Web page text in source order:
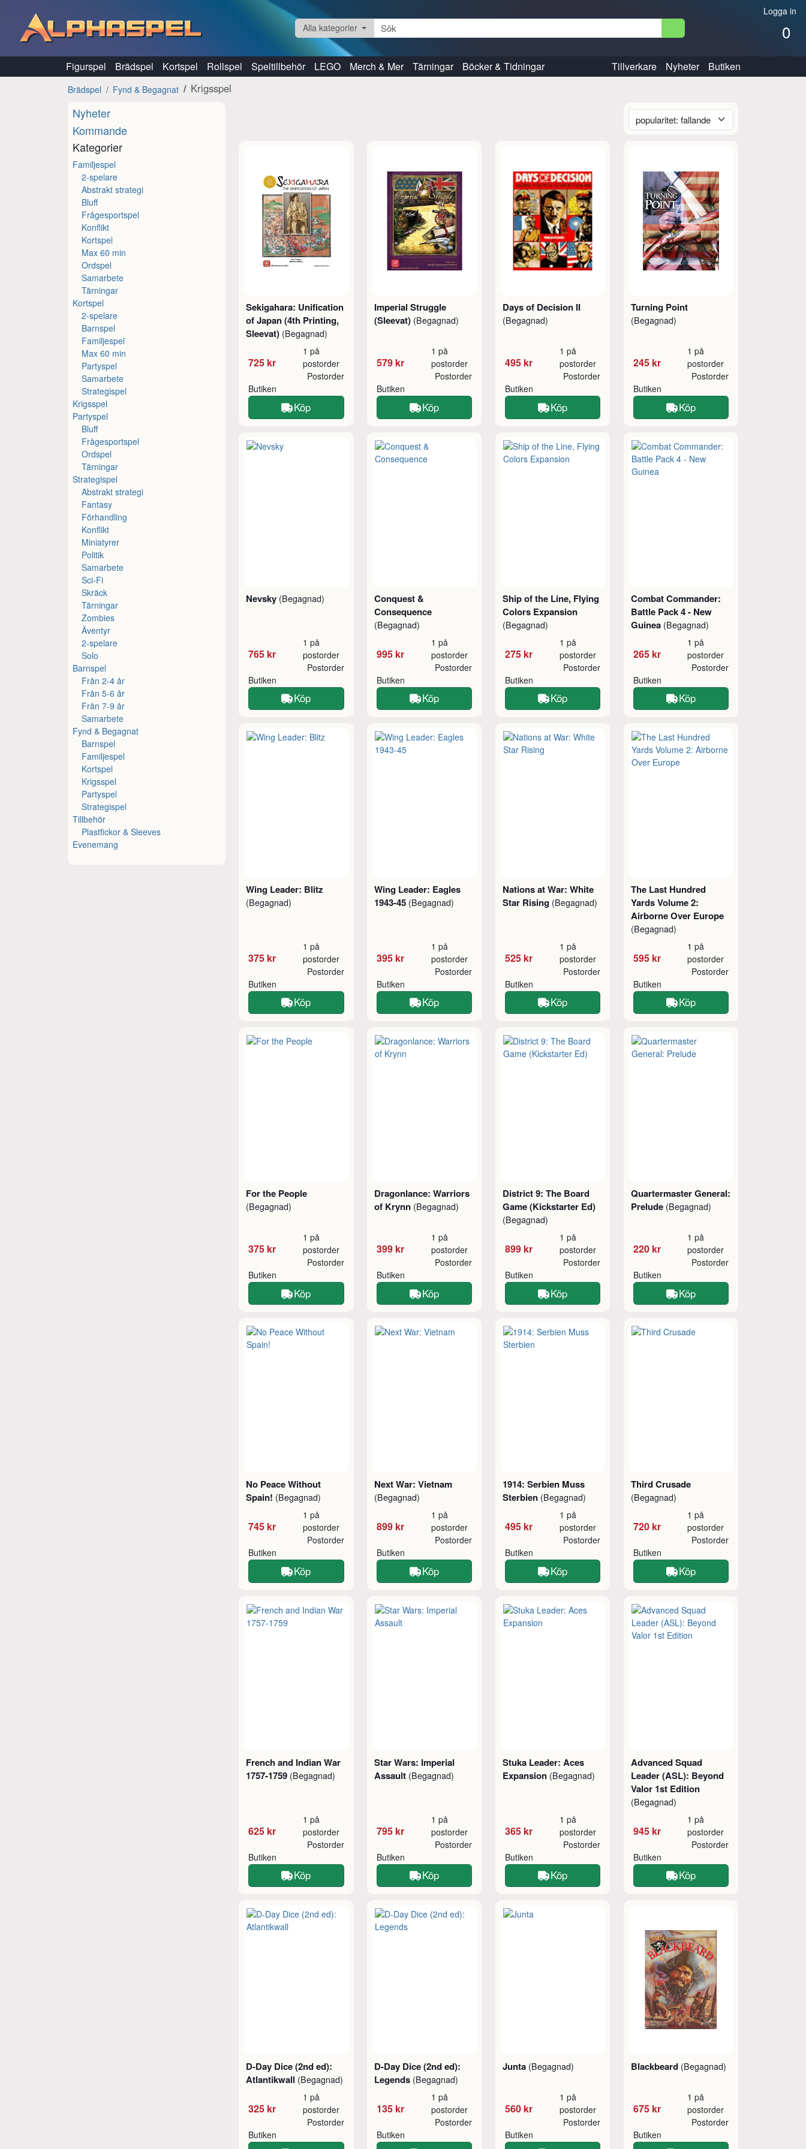
Logga in
0
Alla kategorier
Figurspel Brädspel Kortspel Rollspel Speltillbehör LEGO Merch & Mer Tärningar Böcker & Tidningar Tillverkare Nyheter Butiken
Brädspel Fynd & Begagnat Krigsspel
Nyheter
Kommande
Kategorier
Familjespel
2-spelare
Abstrakt strategi
Bluff
Frågesportspel
Konflikt
Kortspel
Max 60 min
Ordspel
Samarbete
Tärningar
Kortspel
2-spelare
Barnspel
Familjespel
Max 60 min
Partyspel
Samarbete
Strategispel
Krigsspel
Partyspel
Bluff
Frågesportspel
Ordspel
Tärningar
Strategispel
Abstrakt strategi
Fantasy
Förhandling
Konflikt
Miniatyrer
Politik
Samarbete
Sci-Fi
Skräck
Tärningar
Zombies
Äventyr
2-spelare
Solo
Barnspel
Från 2-4 år
Från 5-6 år
Från 7-9 år
Samarbete
Fynd & Begagnat
Barnspel
Familjespel
Kortspel
Krigsspel
Partyspel
Strategispel
Tillbehör
Plastfickor & Sleeves
Evenemang
Sekigahara: Unification
of Japan (4th Printing,
Sleevat) (Begagnad)
725 kr
1 på
postorder
Butiken
Postorder
Köp
Imperial Struggle
(Sleevat) (Begagnad)
579 kr
1 på
postorder
Butiken
Postorder
Köp
Days of Decision II
(Begagnad)
495 kr
1 på
postorder
Butiken
Postorder
Köp
Turning Point
(Begagnad)
245 kr
1 på
postorder
Butiken
Postorder
Köp
Nevsky (Begagnad)
765 kr
1 på
postorder
Butiken
Postorder
Köp
Conquest &
Consequence
(Begagnad)
995 kr
1 på
postorder
Butiken
Postorder
Köp
Ship of the Line, Flying
Colors Expansion
(Begagnad)
275 kr
1 på
postorder
Butiken
Postorder
Köp
Combat Commander:
Battle Pack 4 - New
Guinea (Begagnad)
265 kr
1 på
postorder
Butiken
Postorder
Köp
Wing Leader: Blitz
(Begagnad)
375 kr
1 på
postorder
Butiken
Postorder
Köp
Wing Leader: Eagles
1943-45 (Begagnad)
395 kr
1 på
postorder
Butiken
Postorder
Köp
Nations at War: White
Star Rising (Begagnad)
525 kr
1 på
postorder
Butiken
Postorder
Köp
The Last Hundred
Yards Volume 2:
Airborne Over Europe
(Begagnad)
595 kr
1 på
postorder
Butiken
Postorder
Köp
For the People
(Begagnad)
375 kr
1 på
postorder
Butiken
Postorder
Köp
Dragonlance: Warriors
of Krynn (Begagnad)
399 kr
1 på
postorder
Butiken
Postorder
Köp
District 9: The Board
Game (Kickstarter Ed)
(Begagnad)
899 kr
1 på
postorder
Butiken
Postorder
Köp
Quartermaster General:
Prelude (Begagnad)
220 kr
1 på
postorder
Butiken
Postorder
Köp
No Peace Without
Spain! (Begagnad)
745 kr
1 på
postorder
Butiken
Postorder
Köp
Next War: Vietnam
(Begagnad)
899 kr
1 på
postorder
Butiken
Postorder
Köp
1914: Serbien Muss
Sterbien (Begagnad)
495 kr
1 på
postorder
Butiken
Postorder
Köp
Third Crusade
(Begagnad)
720 kr
1 på
postorder
Butiken
Postorder
Köp
French and Indian War
1757-1759 (Begagnad)
625 kr
1 på
postorder
Butiken
Postorder
Köp
Star Wars: Imperial
Assault (Begagnad)
795 kr
1 på
postorder
Butiken
Postorder
Köp
Stuka Leader: Aces
Expansion (Begagnad)
365 kr
1 på
postorder
Butiken
Postorder
Köp
Advanced Squad
Leader (ASL): Beyond
Valor 1st Edition
(Begagnad)
945 kr
1 på
postorder
Butiken
Postorder
Köp
D-Day Dice (2nd ed):
Atlantikwall (Begagnad)
325 kr
1 på
postorder
Butiken
Postorder
D-Day Dice (2nd ed):
Legends (Begagnad)
135 kr
1 på
postorder
Butiken
Postorder
Junta (Begagnad)
560 kr
1 på
postorder
Butiken
Postorder
Blackbeard (Begagnad)
675 kr
1 på
postorder
Butiken
Postorder